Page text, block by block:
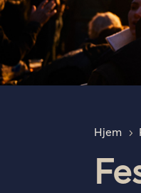
Hjem 5